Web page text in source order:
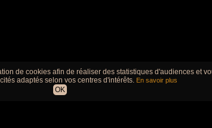
de cookies afin de réaliser des statistiques d'audiences et
adaptés selon vos centres d'intérêts. En savoir plus
OK